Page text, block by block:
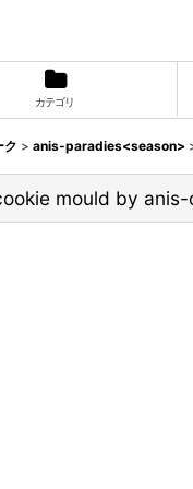
カテゴリ
ク > anis-paradies<season>
mould by